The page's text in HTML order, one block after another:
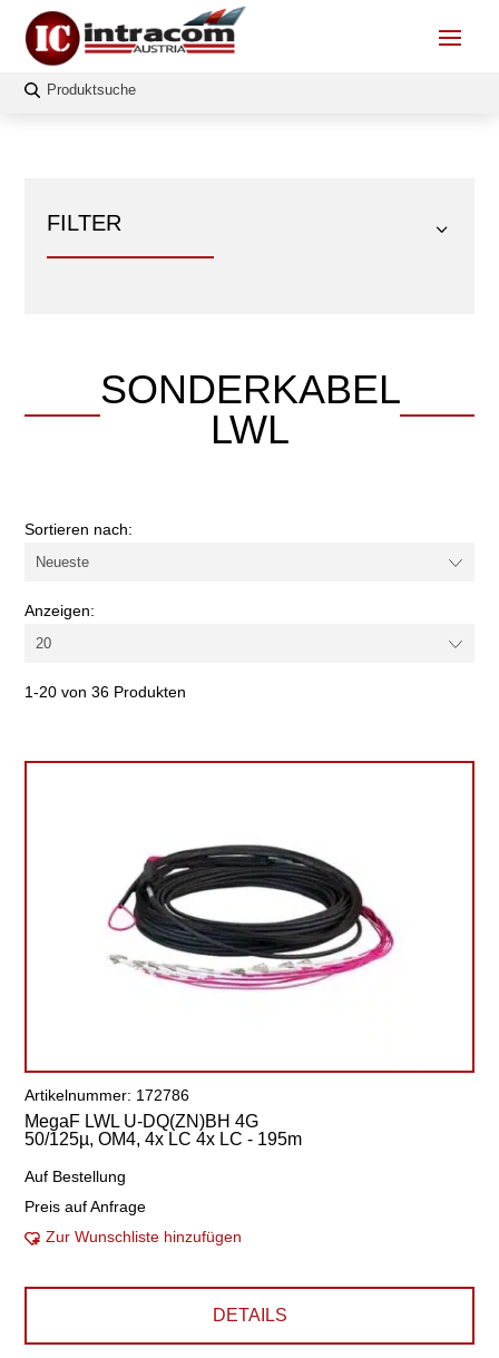
FILTER
FILTERN
SONDERKABEL
LWL
Sortieren nach:
Anzeigen:
1-20 von 36 Produkten
Artikelnummer: 172786
MegaF LWL U-DQ(ZN)BH 4G
50/125µ, OM4, 4x LC 4x LC - 195m
Auf Bestellung
Preis auf Anfrage
Zur Wunschliste hinzufügen
DETAILS